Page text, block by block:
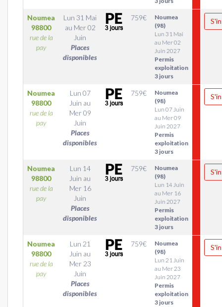
Noumea
98800
rue de la
pay
Lun 31 Mai
au Mer 02
Juin
Places
disponibles
759€
Noumea
(98)
Lun 31 Mai
au Mer 02
Juin 2027
Permis
exploitation
3 jours
Noumea
98800
rue de la
pay
Lun 07
Juin au
Mer 09
Juin
Places
disponibles
759€
Noumea
(98)
Lun 07 Juin
au Mer 09
Juin 2027
Permis
exploitation
3 jours
Noumea
98800
rue de la
pay
Lun 14
Juin au
Mer 16
Juin
Places
disponibles
759€
Noumea
(98)
Lun 14 Juin
au Mer 16
Juin 2027
Permis
exploitation
3 jours
Noumea
98800
rue de la
pay
Lun 21
Juin au
Mer 23
Juin
Places
disponibles
759€
Noumea
(98)
Lun 21 Juin
au Mer 23
Juin 2027
Permis
exploitation
3 jours